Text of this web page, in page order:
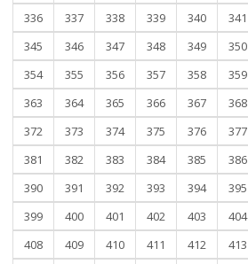
336
337 338 339 340 341
345
346 347 348 349 350
354
355 356 357 358 359
363
364 365 366 367 368
372
373 374 375 376 377
381
382 383 384 385 386
390
391 392 393 394 395
399
400 401 402 403 404
408
409 410 411 412 413